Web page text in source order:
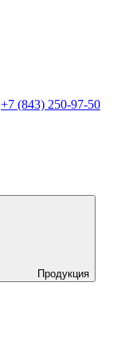
+7 (843) 250-97-50
Продукция